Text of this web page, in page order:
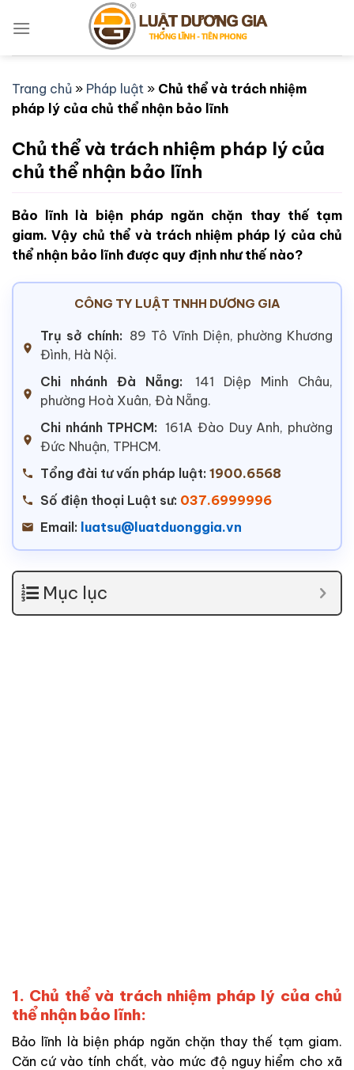
qua
Trang chủ » Pháp luật » Chủ thể và trách nhiệm
pháp lý của chủ thể nhận bảo lĩnh
Chủ thể và trách nhiệm pháp lý của
chủ thể nhận bảo lĩnh
Bảo lĩnh là biện pháp ngăn chặn thay thế tạm
giam. Vậy chủ thể và trách nhiệm pháp lý của chủ
thể nhận bảo lĩnh được quy định như thế nào?
CÔNG TY LUẬT TNHH DƯƠNG GIA
Trụ sở chính: 89 Tô Vĩnh Diện, phường Khương
Đình, Hà Nội.
Chi nhánh Đà Nẵng:
141 Diệp Minh Châu,
phường Hoà Xuân, Đà Nẵng.
Chi nhánh TPHCM: 161A Đào Duy Anh, phường
Đức Nhuận, TPHCM.
Tổng đài tư vấn pháp luật: 1900.6568
Số điện thoại Luật sư: 037.6999996
Email: luatsu@luatduonggia.vn
Mục lục
1. Chủ thể và trách nhiệm pháp lý của chủ
thể nhận bảo lĩnh:
Bảo lĩnh là biện pháp ngăn chặn thay thế tạm giam.
Căn cứ vào tính chất, vào mức độ nguy hiểm cho xã